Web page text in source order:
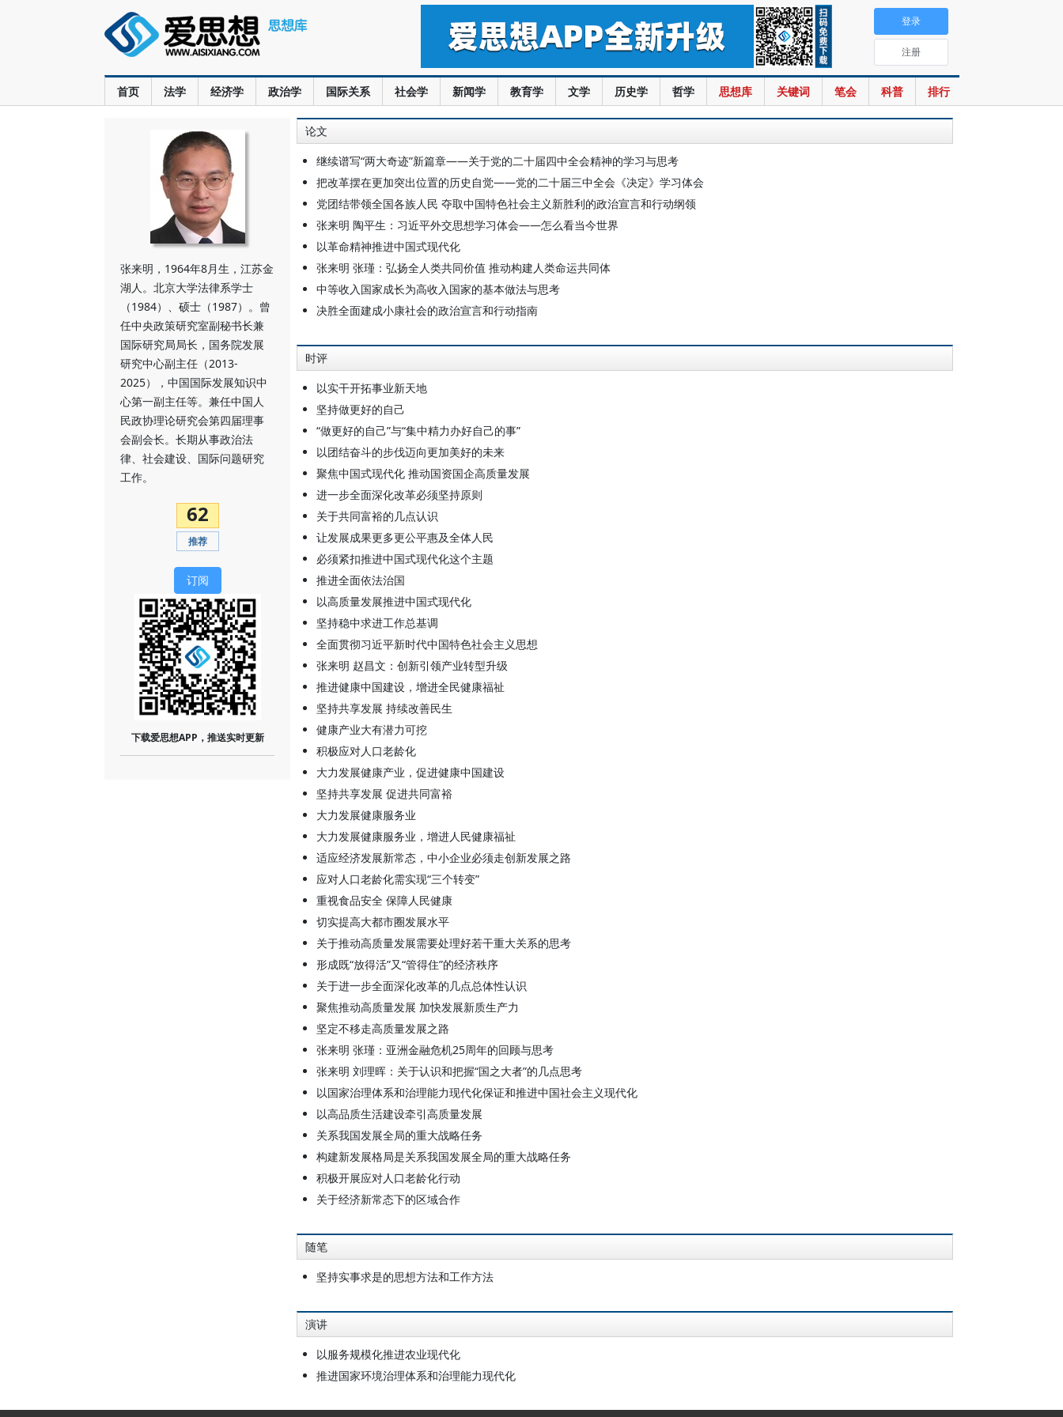
首页 法学 经济学 政治学 国际关系 社会学 新闻学 教育学 文学 历史学 哲学 思想库 关键词 笔会 科普 排行
登录
注册
张来明，1964年8月生，江苏金
湖人。北京大学法律系学士
（1984）、硕士（1987）。曾
任中央政策研究室副秘书长兼
国际研究局局长，国务院发展
研究中心副主任（2013-
2025），中国国际发展知识中
心第一副主任等。兼任中国人
民政协理论研究会第四届理事
会副会长。长期从事政治法
律、社会建设、国际问题研究
工作。
62
推荐
订阅
下载爱思想APP，推送实时更新
论文
继续谱写“两大奇迹”新篇章——关于党的二十届四中全会精神的学习与思考
把改革摆在更加突出位置的历史自觉——党的二十届三中全会《决定》学习体会
党团结带领全国各族人民 夺取中国特色社会主义新胜利的政治宣言和行动纲领
张来明 陶平生：习近平外交思想学习体会——怎么看当今世界
以革命精神推进中国式现代化
张来明 张瑾：弘扬全人类共同价值 推动构建人类命运共同体
中等收入国家成长为高收入国家的基本做法与思考
决胜全面建成小康社会的政治宣言和行动指南
时评
以实干开拓事业新天地
坚持做更好的自己
“做更好的自己”与“集中精力办好自己的事”
以团结奋斗的步伐迈向更加美好的未来
聚焦中国式现代化 推动国资国企高质量发展
进一步全面深化改革必须坚持原则
关于共同富裕的几点认识
让发展成果更多更公平惠及全体人民
必须紧扣推进中国式现代化这个主题
推进全面依法治国
以高质量发展推进中国式现代化
坚持稳中求进工作总基调
全面贯彻习近平新时代中国特色社会主义思想
张来明 赵昌文：创新引领产业转型升级
推进健康中国建设，增进全民健康福祉
坚持共享发展 持续改善民生
健康产业大有潜力可挖
积极应对人口老龄化
大力发展健康产业，促进健康中国建设
坚持共享发展 促进共同富裕
大力发展健康服务业
大力发展健康服务业，增进人民健康福祉
适应经济发展新常态，中小企业必须走创新发展之路
应对人口老龄化需实现“三个转变”
重视食品安全 保障人民健康
切实提高大都市圈发展水平
关于推动高质量发展需要处理好若干重大关系的思考
形成既“放得活”又“管得住”的经济秩序
关于进一步全面深化改革的几点总体性认识
聚焦推动高质量发展 加快发展新质生产力
坚定不移走高质量发展之路
张来明 张瑾：亚洲金融危机25周年的回顾与思考
张来明 刘理晖：关于认识和把握“国之大者”的几点思考
以国家治理体系和治理能力现代化保证和推进中国社会主义现代化
以高品质生活建设牵引高质量发展
关系我国发展全局的重大战略任务
构建新发展格局是关系我国发展全局的重大战略任务
积极开展应对人口老龄化行动
关于经济新常态下的区域合作
随笔
坚持实事求是的思想方法和工作方法
演讲
以服务规模化推进农业现代化
推进国家环境治理体系和治理能力现代化